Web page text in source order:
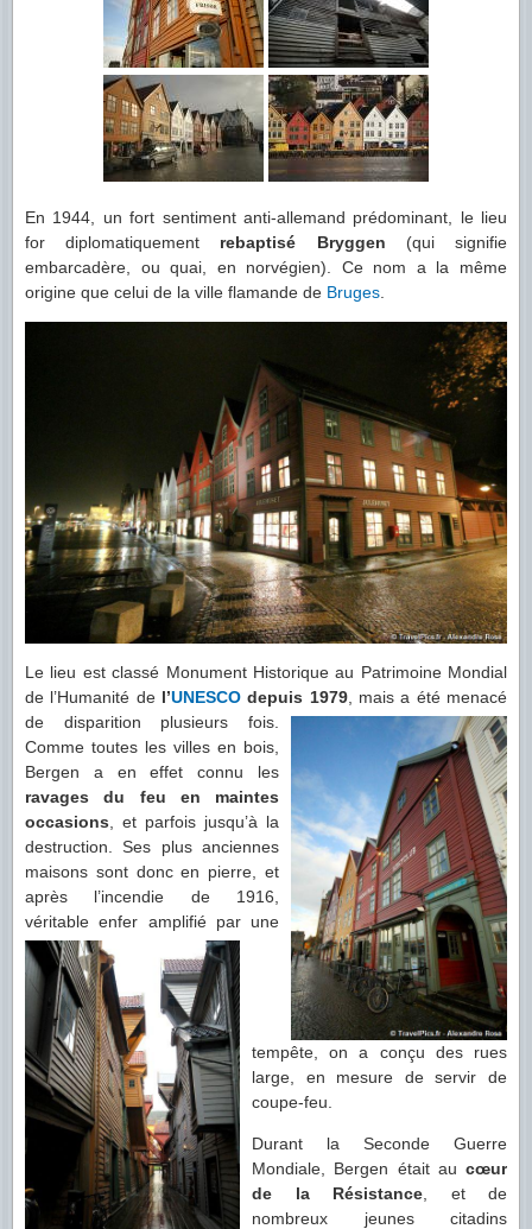
En 1944, un fort sentiment anti-allemand prédominant, le lieu
for diplomatiquement rebaptisé Bryggen (qui signifie
embarcadère, ou quai, en norvégien). Ce nom a la même
origine que celui de la ville flamande de Bruges
Le lieu est classé Monument Historique au Patrimoine Mondial
de l’Humanité de l’UNESCO depuis 1979, mais a été menacé
de disparition plusieurs fois.
Comme toutes les villes en bois,
Bergen a en effet connu les
ravages du feu en maintes
occasions , et parfois jusqu’à la
destruction. Ses plus anciennes
maisons sont donc en pierre, et
après l’incendie de 1916,
véritable enfer amplifié parune
tempête, on a conçu des rues
large, en mesure de servir de
coupe-feu.
Durant la Seconde Guerre
Mondiale, Bergen était au cœur
de la Résistance , et de
nombreux jeunes citadins